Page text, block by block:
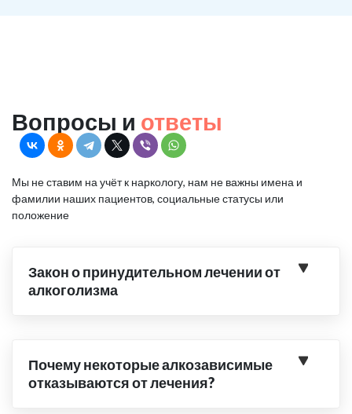
Вопросы и ответы
Мы не ставим на учёт к наркологу, нам не важны имена и
фамилии наших пациентов, социальные статусы или
положение
Закон о принудительном лечении от
алкоголизма
Почему некоторые алкозависимые
отказываются от лечения?